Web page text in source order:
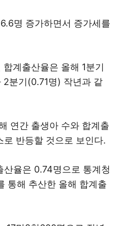
명 증가하면서 증가세를
계출산율은 올해 1분기
분기(0.71명) 작년과 같
연간 출생아 수와 합계출
반등할 것으로 보인다.
율은 0.74명으로 통계청
통해 추산한 올해 합계출